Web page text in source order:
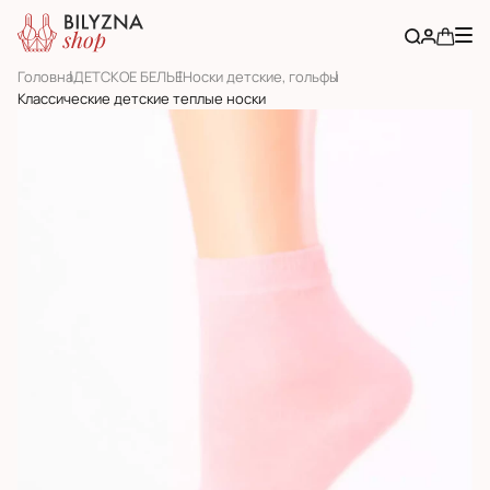
ГоловнаДЕТСКОЕ БЕЛЬЕНоски детские, гольфы
Классические детские теплые носки